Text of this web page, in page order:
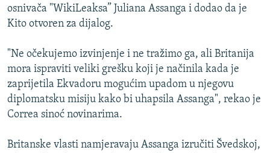
RSE PRIČE IZ SVIJETA
ISPRIČAJ MI
DNEVNO@RSE
SPECIJALI RSE
VIŠE OD NASLOVA
GENOCID U SREBRENICI
POPLAVE I KLIZIŠTA U BIH 2024.
PRATITE NAS
osnivača "WikiLeaksa” Juliana Assanga i dodao da je
Kito otvoren za dijalog.
"Ne očekujemo izvinjenje i ne tražimo ga, ali Britanija
mora ispraviti veliki grešku koji je načinila kada je
zaprijetila Ekvadoru mogućim upadom u njegovu
diplomatsku misiju kako bi uhapsila Assanga", rekao je
Correa sinoć novinarima.
Britanske vlasti namjeravaju Assanga izručiti Švedskoj,